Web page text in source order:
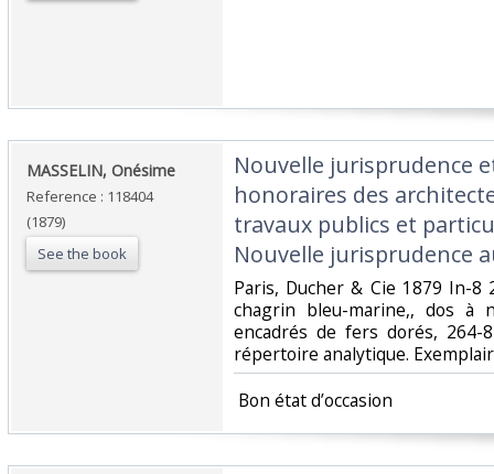
‎MASSELIN, Onésime‎
Reference : 118404
(1879)
See the book
‎Nouvelle jurisprudence
honoraires des
travaux publics et
Nouvelle jurisprudence
‎Paris, Ducher & Cie 1879 In-8
chagrin bleu-marine,, dos
encadrés de fers dorés, 264-
répertoire analytique.
‎ Bon état d’occasion ‎